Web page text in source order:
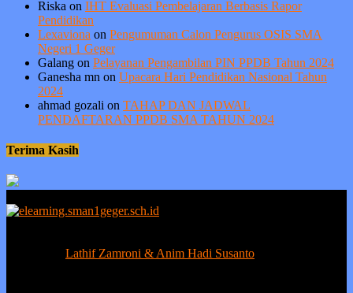
Riska on IHT Evaluasi Pembelajaran Berbasis Rapor
Pendidikan
Lexaviona on Pengumuman Calon Pengurus OSIS SMA
Negeri 1 Geger
Galang on Pelayanan Pengambilan PIN PPDB Tahun 2024
Ganesha mn on Upacara Hari Pendidikan Nasional Tahun
2024
ahmad gozali on TAHAP DAN JADWAL
PENDAFTARAN PPDB SMA TAHUN 2024
Terima Kasih
Lathif Zamroni & Anim Hadi Susanto